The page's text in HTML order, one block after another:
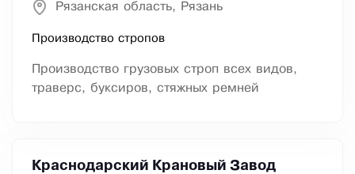
Рязанская область, Рязань
Производство стропов
Производство грузовых строп всех видов,
траверс, буксиров, стяжных ремней
Краснодарский Крановый Завод